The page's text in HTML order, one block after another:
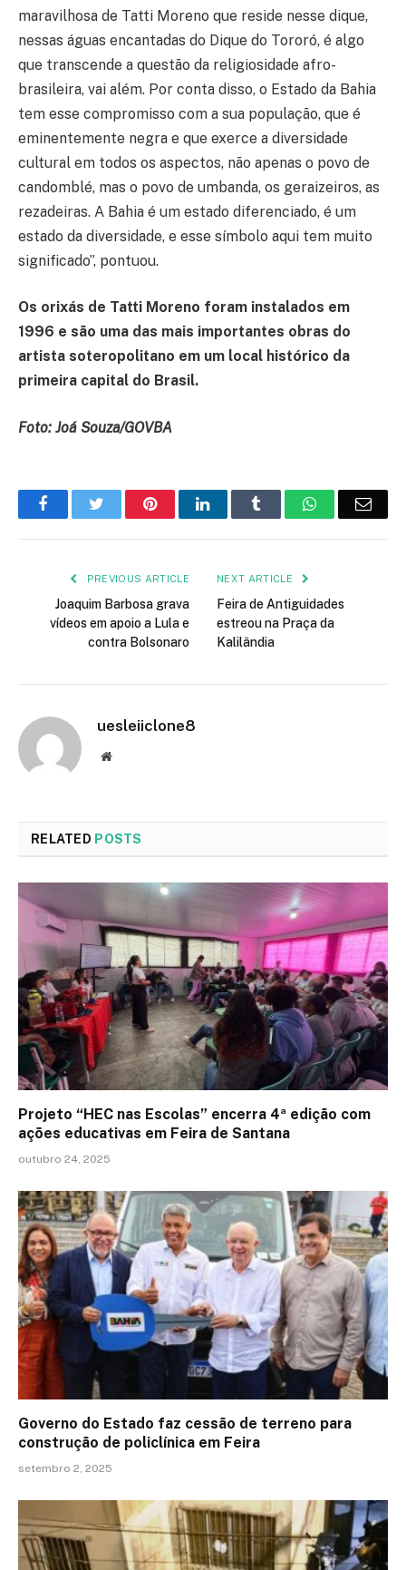
maravilhosa de Tatti Moreno que reside nesse dique,
nessas águas encantadas do Dique do Tororó, é algo
que transcende a questão da religiosidade afro-
brasileira, vai além. Por conta disso, o Estado da Bahia
tem esse compromisso com a sua população, que é
eminentemente negra e que exerce a diversidade
cultural em todos os aspectos, não apenas o povo de
candomblé, mas o povo de umbanda, os geraizeiros, as
rezadeiras. A Bahia é um estado diferenciado, é um
estado da diversidade, e esse símbolo aqui tem muito
significado”, pontuou.
Os orixás de Tatti Moreno foram instalados em
1996 e são uma das mais importantes obras do
artista soteropolitano em um local histórico da
primeira capital do Brasil.
Foto: Joá Souza/GOVBA
FacebookTwitter PinterestLinkedIn Tumblr WhatsApp
PREVIOUS ARTICLE
Joaquim Barbosa grava
vídeos em apoio a Lula e
contra Bolsonaro
NEXT ARTICLE
Feira de Antiguidades
estreou na Praça da
Kalilândia
uesleiiclone8
Website
RELATED POSTS
Projeto “HEC nas Escolas” encerra 4ª edição com
ações educativas em Feira de Santana
outubro 24, 2025
Governo do Estado faz cessão de terreno para
construção de policlínica em Feira
setembro 2, 2025